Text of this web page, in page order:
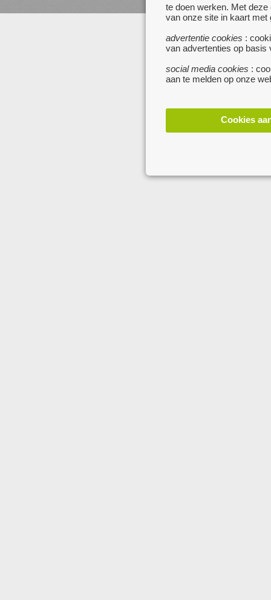
te doen werken. Met
van onze site in kaart met
advertentie cookies :
van advertenties op basis
social media cookies :
aan te melden op onze
Cookies
www.koken.be